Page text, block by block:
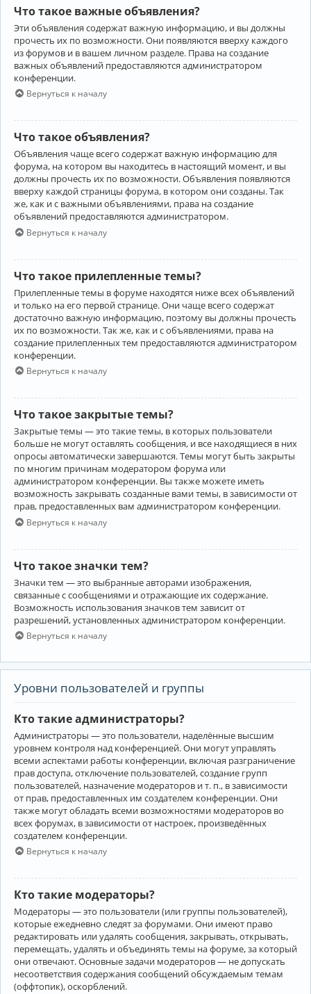
Что такое важные объявления?
Эти объявления содержат важную информацию, и вы должны
прочесть их по возможности. Они появляются вверху каждого
из форумов и в вашем личном разделе. Права на создание
важных объявлений предоставляются администратором
конференции.
Вернуться к началу
Что такое объявления?
Объявления чаще всего содержат важную информацию для
форума, на котором вы находитесь в настоящий момент, и вы
должны прочесть их по возможности. Объявления появляются
вверху каждой страницы форума, в котором они созданы. Так
же, как и с важными объявлениями, права на создание
объявлений предоставляются администратором.
Вернуться к началу
Что такое прилепленные темы?
Прилепленные темы в форуме находятся ниже всех объявлений
и только на его первой странице. Они чаще всего содержат
достаточно важную информацию, поэтому вы должны прочесть
их по возможности. Так же, как и с объявлениями, права на
создание прилепленных тем предоставляются администратором
конференции.
Вернуться к началу
Что такое закрытые темы?
Закрытые темы — это такие темы, в которых пользователи
больше не могут оставлять сообщения, и все находящиеся в них
опросы автоматически завершаются. Темы могут быть закрыты
по многим причинам модератором форума или
администратором конференции. Вы также можете иметь
возможность закрывать созданные вами темы, в зависимости от
прав, предоставленных вам администратором конференции.
Вернуться к началу
Что такое значки тем?
Значки тем — это выбранные авторами изображения,
связанные с сообщениями и отражающие их содержание.
Возможность использования значков тем зависит от
разрешений, установленных администратором конференции.
Вернуться к началу
Уровни пользователей и группы
Кто такие администраторы?
Администраторы — это пользователи, наделённые высшим
уровнем контроля над конференцией. Они могут управлять
всеми аспектами работы конференции, включая разграничение
прав доступа, отключение пользователей, создание групп
пользователей, назначение модераторов и т. п., в зависимости
от прав, предоставленных им создателем конференции. Они
также могут обладать всеми возможностями модераторов во
всех форумах, в зависимости от настроек, произведённых
создателем конференции.
Вернуться к началу
Кто такие модераторы?
Модераторы — это пользователи (или группы пользователей),
которые ежедневно следят за форумами. Они имеют право
редактировать или удалять сообщения, закрывать, открывать,
перемещать, удалять и объединять темы на форуме, за который
они отвечают. Основные задачи модераторов — не допускать
несоответствия содержания сообщений обсуждаемым темам
(оффтопик), оскорблений.